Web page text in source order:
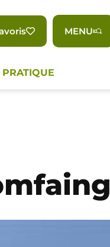
MENU
PRATIQUE